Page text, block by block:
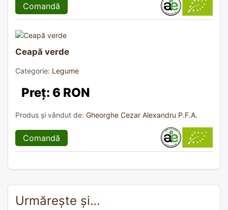
Comandă
Ceapă verde
Categorie: Legume
Preț: 6 RON
Produs și vândut de: Gheorghe Cezar Alexandru P.F.A.
Comandă
Urmărește și…